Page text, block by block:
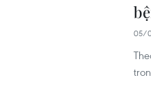
05/